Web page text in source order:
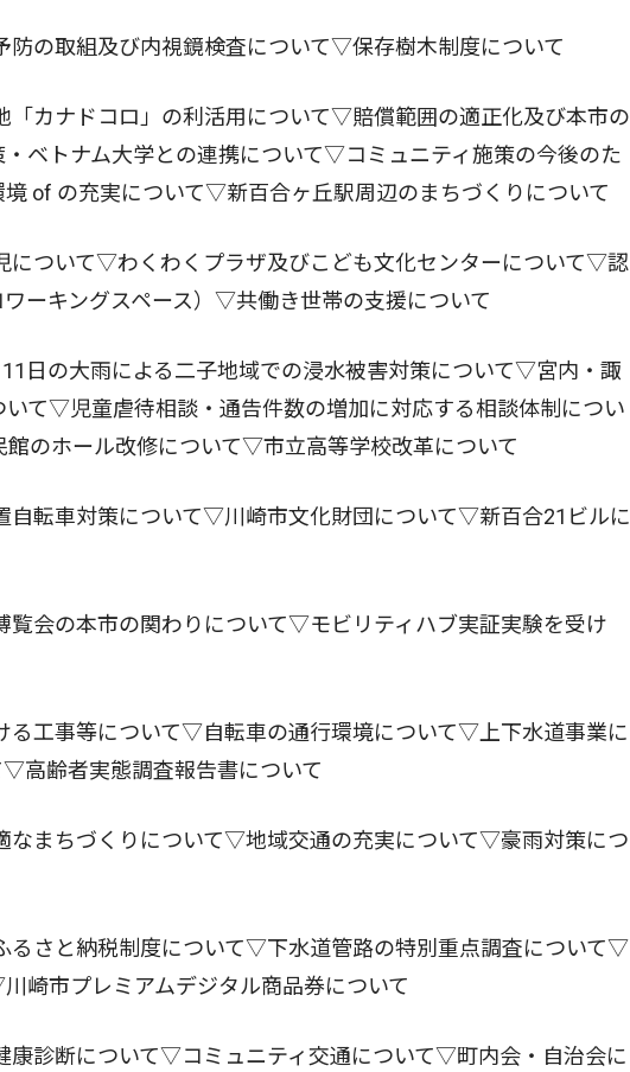
の取組及び内視鏡検査について▽保存樹木制度について
カナドコロ」の利活用について▽賠償範囲の適正化及び本市の
ベトナム大学との連携について▽コミュニティ施策の今後のた
of の充実について▽新百合ヶ丘駅周辺のまちづくりについて
ついて▽わくわくプラザ及びこども文化センターについて▽認
ーキングスペース）▽共働き世帯の支援について
日の大雨による二子地域での浸水被害対策について▽宮内・諏
て▽児童虐待相談・通告件数の増加に対応する相談体制につい
のホール改修について▽市立高等学校改革について
転車対策について▽川崎市文化財団について▽新百合21ビルに
会の本市の関わりについて▽モビリティハブ実証実験を受け
工事等について▽自転車の通行環境について▽上下水道事業に
高齢者実態調査報告書について
まちづくりについて▽地域交通の充実について▽豪雨対策につ
さと納税制度について▽下水道管路の特別重点調査について▽
崎市プレミアムデジタル商品券について
診断について▽コミュニティ交通について▽町内会・自治会に